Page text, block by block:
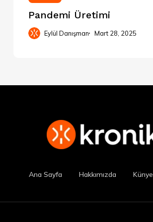
Pandemi Üretimi
Eylül Danışman Mart 28, 2025
Ana Sayfa Hakkımızda Künye